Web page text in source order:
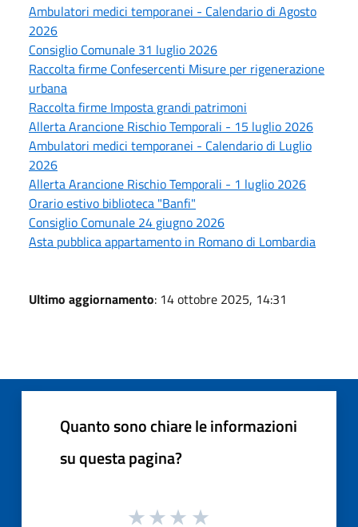
Ambulatori medici temporanei - Calendario di Agosto
2026
Consiglio Comunale 31 luglio 2026
Raccolta firme Confesercenti Misure per rigenerazione
urbana
Raccolta firme Imposta grandi patrimoni
Allerta Arancione Rischio Temporali - 15 luglio 2026
Ambulatori medici temporanei - Calendario di Luglio
2026
Allerta Arancione Rischio Temporali - 1 luglio 2026
Orario estivo biblioteca "Banfi"
Consiglio Comunale 24 giugno 2026
Asta pubblica appartamento in Romano di Lombardia
Ultimo aggiornamento: 14 ottobre 2025, 14:31
Quanto sono chiare le informazioni
su questa pagina?